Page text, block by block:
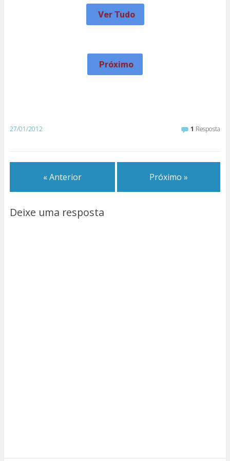
Ver Tudo
Próximo
27/01/2012 1 Resposta
« Anterior Próximo »
Deixe uma resposta